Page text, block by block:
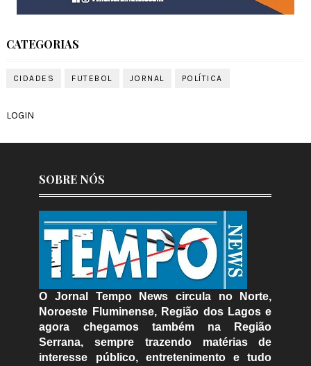
CATEGORIAS
CIDADES FUTEBOL JORNAL POLÍTICA
LOGIN
SOBRE NÓS
O Jornal Tempo News circula no Norte,
Noroeste Fluminense, Região dos Lagos e
agora chegamos também na Região
Serrana, sempre trazendo matérias de
interesse público, entretenimento e tudo